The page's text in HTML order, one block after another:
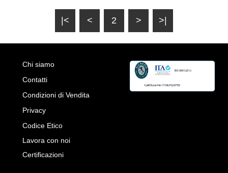
|< < 2 > >|
Chi siamo
Contatti
Condizioni di Vendita
Privacy
Codice Etico
Lavora con noi
Certificazioni